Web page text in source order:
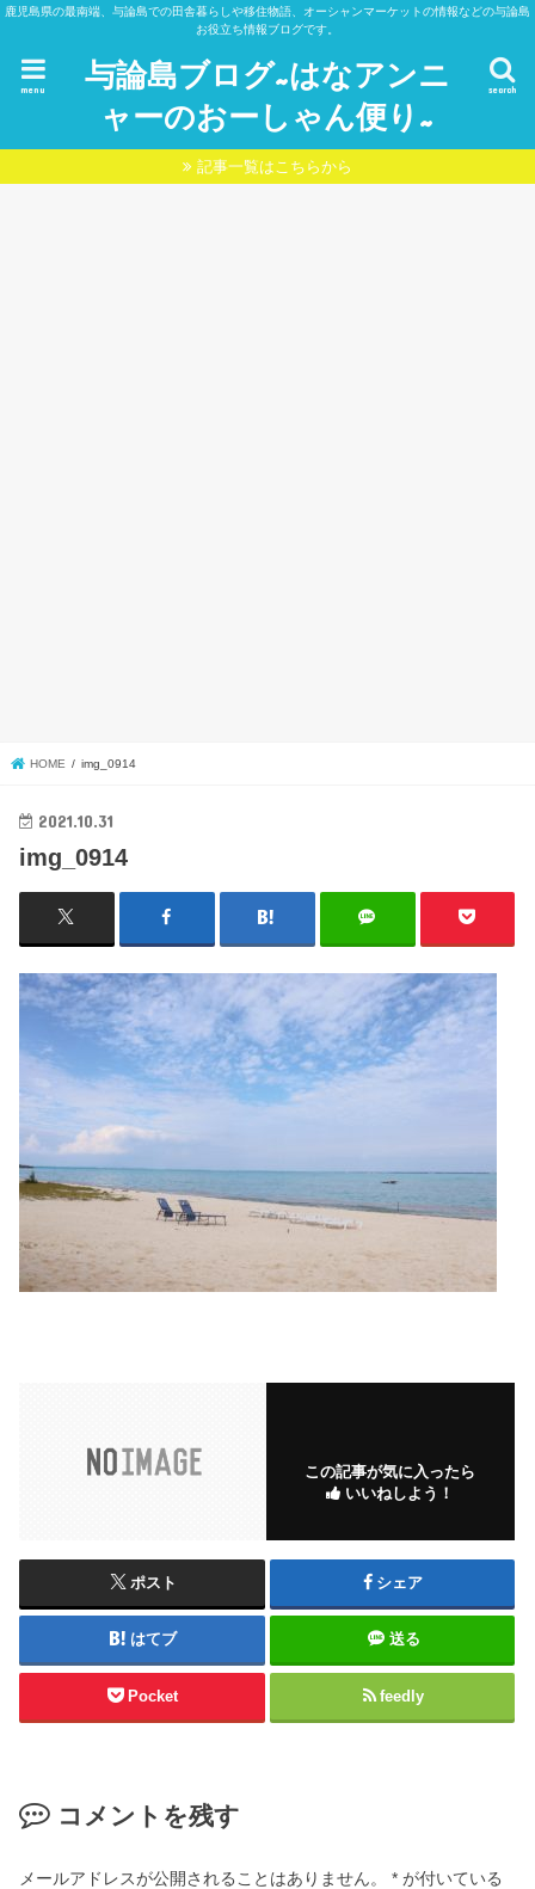
鹿児島県の最南端、与論島での田舎暮らしや移住物語、オーシャンマーケットの情報などの与論島
お役立ち情報ブログです。
与論島ブログ~はなアンニ
ャーのおーしゃん便り~
search
menu
記事一覧はこちらから
HOME img_0914
2021.10.31
img_0914
この記事が気に入ったら
いいねしよう！
ポスト シェア
はてブ 送る
Pocket feedly
コメントを残す
メールアドレスが公開されることはありません。 * が付いている